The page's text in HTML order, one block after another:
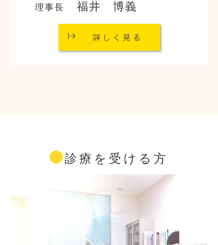
理事長福井 博義
詳しく見る
診療を受ける方